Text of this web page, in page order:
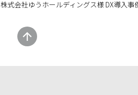
株式会社ゆうホールディングス様 DX導入事